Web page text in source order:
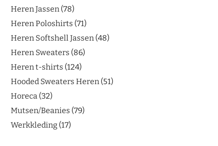
Heren Jassen 78
Heren Poloshirts 71
Heren Softshell Jassen 48
Heren Sweaters 86
Heren t-shirts 124
Hooded Sweaters Heren 51
Horeca 32
Mutsen/Beanies 79
Werkkleding 17